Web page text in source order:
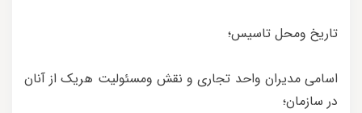
تاریخ ومحل تاسیس؛
اسامی مدیران واحد تجاری و نقش ومسئولیت هریک از آنان
در سازمان؛